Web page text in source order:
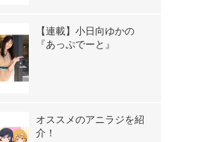
【連載】小日向ゆかの
『あっぷでーと』
オススメのアニラジを紹
介！